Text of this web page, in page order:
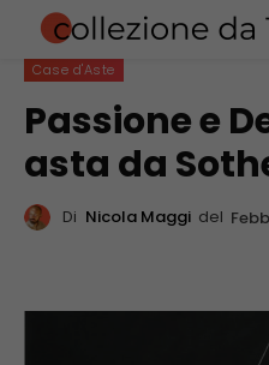
Case d'Aste
Passione e
asta da
Di Nicola Maggi del